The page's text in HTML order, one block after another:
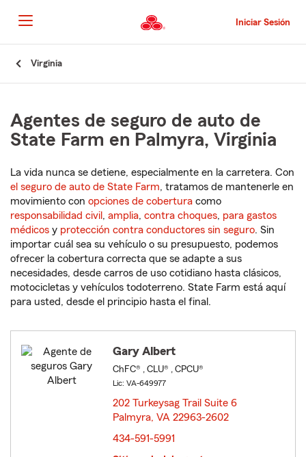
al
contenido
principal
Iniciar Sesión
Virginia
Agentes de seguro de auto de
State Farm en Palmyra, Virginia
La vida nunca se detiene, especialmente en la carretera. Con
el seguro de auto de State Farm, tratamos de mantenerle en
movimiento con opciones de cobertura como
responsabilidad civil , amplia, contra choques, para gastos
médicos y protección contra conductores sin seguro. Sin
importar cuál sea su vehículo o su presupuesto, podemos
ofrecer la cobertura correcta que se adapte a sus
necesidades, desde carros de uso cotidiano hasta clásicos,
motocicletas y vehículos todoterreno. State Farm está aquí
para usted, desde el principio hasta el final.
Gary Albert
ChFC® , CLU® , CPCU®
Lic: VA-649977
202 Turkeysag Trail Suite 6
Palmyra, VA 22963-2602
434-591-5991